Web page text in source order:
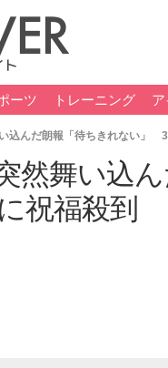
ーツ トレーニング
込んだ朗報「待ちきれない」
然舞い込
祝福殺到